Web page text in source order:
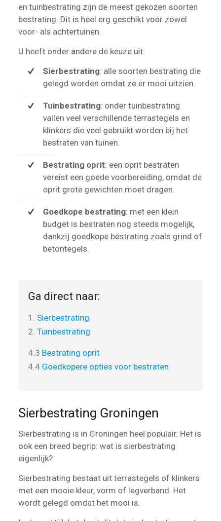
en tuinbestrating zijn de meest gekozen soorten
bestrating. Dit is heel erg geschikt voor zowel
voor- als achtertuinen.
U heeft onder andere de keuze uit:
Sierbestrating: alle soorten bestrating die
gelegd worden omdat ze er mooi uitzien.
Tuinbestrating: onder tuinbestrating
vallen veel verschillende terrastegels en
klinkers die veel gebruikt worden bij het
bestraten van tuinen.
Bestrating oprit: een oprit bestraten
vereist een goede voorbereiding, omdat de
oprit grote gewichten moet dragen.
Goedkope bestrating: met een klein
budget is bestraten nog steeds mogelijk,
dankzij goedkope bestrating zoals grind of
betontegels.
Ga direct naar:
1. Sierbestrating
2. Tuinbestrating
4.3 Bestrating oprit
4.4 Goedkopere opties voor bestraten
Sierbestrating Groningen
Sierbestrating is in Groningen heel populair. Het is
ook een breed begrip: wat is sierbestrating
eigenlijk?
Sierbestrating bestaat uit terrastegels of klinkers
met een mooie kleur, vorm of legverband. Het
wordt gelegd omdat het mooi is.